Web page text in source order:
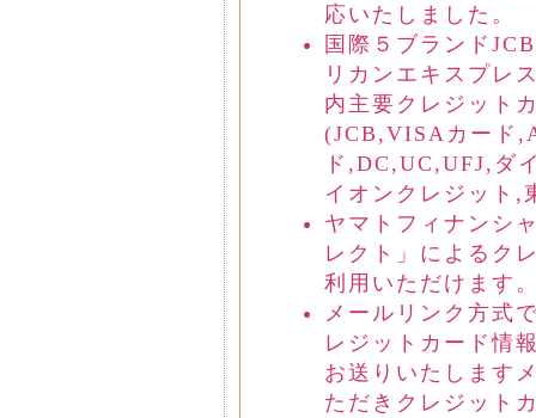
応いたしました。
国際５ブランド
リカンエキスプレ
内主要クレジット
(JCB,VISAカード
ド,DC,UC,UFJ,ダ
イオンクレジット,
ヤマトフィナンシ
レクト」によるク
利用いただけます
メールリンク方式
レジットカード情
お送りいたします
ただきクレジット